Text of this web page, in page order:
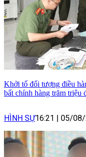
Khởi tố đối tượng điều
bất chính hàng trăm triệu
HÌNH SỰ16:21 05/08/